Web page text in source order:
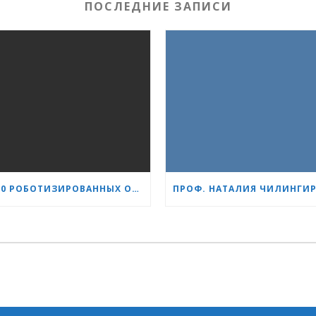
ПОСЛЕДНИЕ ЗАПИСИ
1 500 РОБОТИЗИРОВАННЫХ ОПЕРАЦИЙ С СИСТЕМОЙ DA VINCI: «СЕРДЦЕ И МОЗГ» УКРЕПЛЯЕТ СВОЁ ЛИДЕРСТВО В УРОЛОГИИ